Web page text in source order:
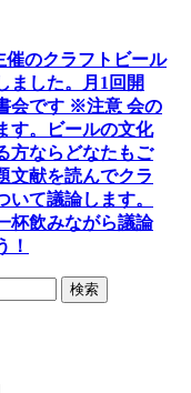
のクラフトビール
ました。
月1回開
会です ※注意 会の
す。
ビールの文化
方ならどなたもご
文献を読んでクラ
いて議論します。
杯飲みながら議論
！
検索